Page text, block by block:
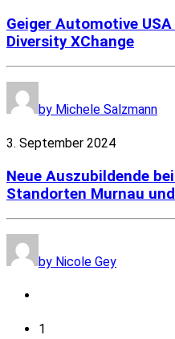
Geiger Automotive
Diversity XChange
by Michele Salzmann
3. September 2024
Neue Auszubildende
Standorten Murnau
by Nicole Gey
1